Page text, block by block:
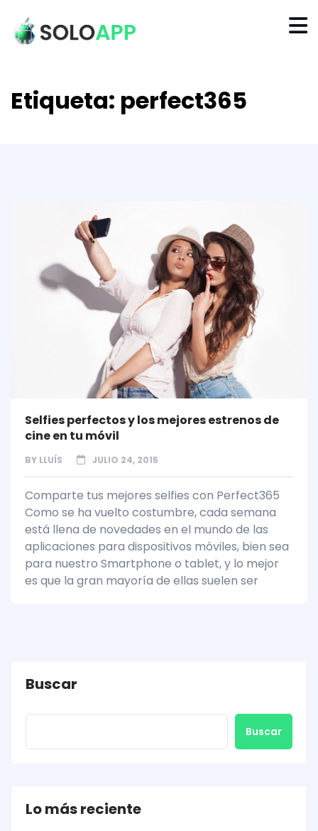
Etiqueta: perfect365
Selfies perfectos y los mejores estrenos de
cine en tu móvil
BY LLUÍS JULIO 24, 2015
Comparte tus mejores selfies con Perfect365
Como se ha vuelto costumbre, cada semana
está llena de novedades en el mundo de las
aplicaciones para dispositivos móviles, bien sea
para nuestro Smartphone o tablet, y lo mejor
es que la gran mayoría de ellas suelen ser
Buscar
Buscar
Lo más reciente